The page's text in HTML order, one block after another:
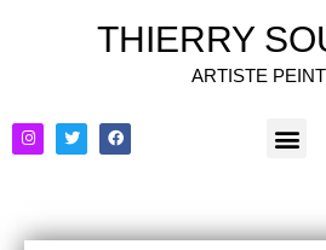
THIERRY
ARTISTE